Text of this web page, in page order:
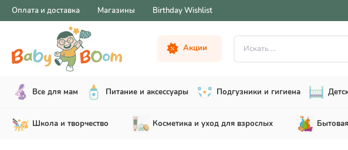
Оплата и доставка Магазины Birthday Wishlist
Акции
Все для мам Питание и аксессуары Подгузники и гигиена
Школа и творчество Косметика и уход для взрослых